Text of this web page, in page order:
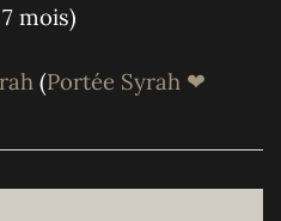
mois)
(Portée Syrah ❤